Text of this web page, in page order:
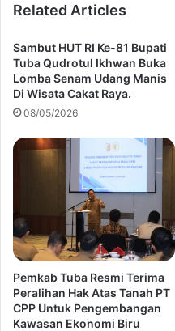
Related Articles
Sambut HUT RI Ke-81 Bupati
Tuba Qudrotul Ikhwan Buka
Lomba Senam Udang Manis
Di Wisata Cakat Raya.
08/05/2026
Pemkab Tuba Resmi Terima
Peralihan Hak Atas Tanah PT
CPP Untuk Pengembangan
Kawasan Ekonomi Biru